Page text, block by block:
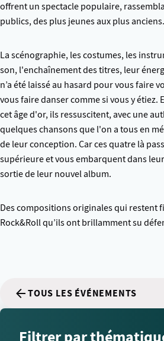
offrent un spectacle populaire,
publics, des plus jeunes aux plus anciens.
La scénographie, les costumes, les
son, l'enchaînement des titres, leur
n’a été laissé au hasard pour vous faire
vous faire danser comme si vous y étiez.
cet âge d'or, ils ressuscitent, avec une
quelques chansons que l'on a tous en
de leur conception. Car ces quatre là
supérieure et vous embarquent dans
sortie de leur nouvel album.
Des compositions originales qui restent
Rock&Roll qu’ils ont brillamment su
TOUS LES ÉVÉNEMENTS